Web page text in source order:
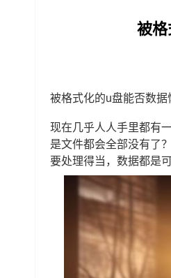
被
被格式化的u盘能否数据
现在几乎人人手里都有
是文件都会全部没有了
要处理得当，数据都是